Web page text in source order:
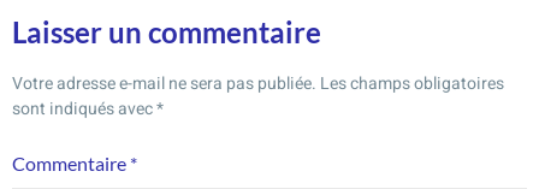
Laisser un commentaire
Votre adresse e-mail ne sera pas publiée. Les champs obligatoires
sont indiqués avec*
Commentaire *